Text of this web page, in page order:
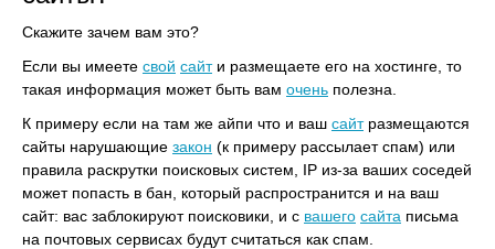
Скажите зачем вам это?
Если вы имеете свой сайти размещаете его на хостинге, то
такая информация может быть вам очень полезна.
К примеру если на там же айпи что и ваш сайтразмещаются
сайты нарушающие закон (к примеру рассылает спам) или
правила раскрутки поисковых систем, IP из-за ваших соседей
может попасть в бан, который распространится и на ваш
сайт: вас заблокируют поисковики, и с вашего сайта письма
на почтовых сервисах будут считаться как спам.